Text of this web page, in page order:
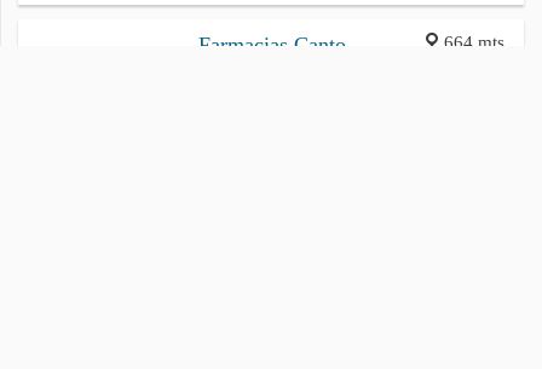
664 mts
Farmacias Canto